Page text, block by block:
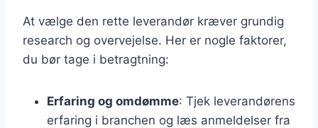
At vælge den rette leverandør kræver grundig
research og overvejelse. Her er nogle faktorer,
du bør tage i betragtning:
Erfaring og omdømme: Tjek leverandørens
erfaring i branchen og læs anmeldelser fra